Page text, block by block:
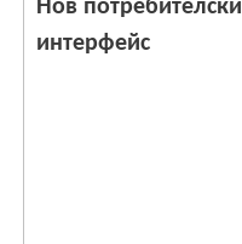
Нов потребителски
интерфейс